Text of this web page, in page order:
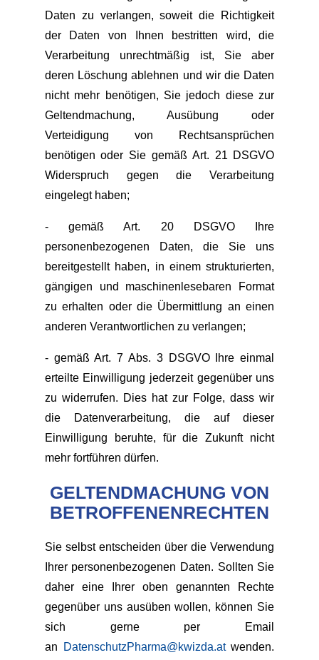
Daten zu verlangen, soweit die Richtigkeit
der Daten von Ihnen bestritten wird, die
Verarbeitung unrechtmäßig ist, Sie aber
deren Löschung ablehnen und wir die Daten
nicht mehr benötigen, Sie jedoch diese zur
Geltendmachung, Ausübung oder
Verteidigung von Rechtsansprüchen
benötigen oder Sie gemäß Art. 21 DSGVO
Widerspruch gegen die Verarbeitung
eingelegt haben;
- gemäß Art. 20 DSGVO Ihre
personenbezogenen Daten, die Sie uns
bereitgestellt haben, in einem strukturierten,
gängigen und maschinenlesebaren Format
zu erhalten oder die Übermittlung an einen
anderen Verantwortlichen zu verlangen;
- gemäß Art. 7 Abs. 3 DSGVO Ihre einmal
erteilte Einwilligung jederzeit gegenüber uns
zu widerrufen. Dies hat zur Folge, dass wir
die Datenverarbeitung, die auf dieser
Einwilligung beruhte, für die Zukunft nicht
mehr fortführen dürfen.
GELTENDMACHUNG VON
BETROFFENENRECHTEN
Sie selbst entscheiden über die Verwendung
Ihrer personenbezogenen Daten. Sollten Sie
daher eine Ihrer oben genannten Rechte
gegenüber uns ausüben wollen, können Sie
sich gerne per Email
an
DatenschutzPharma@kwizda.atwenden.